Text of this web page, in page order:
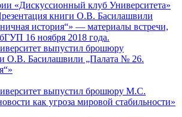
выпустил брошюру
О.В. Басилашвили „Палата № 26.
выпустил брошюру М.С.
как угроза мировой стабильности»